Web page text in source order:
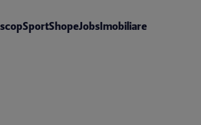
SportShopeJobsImobiliare